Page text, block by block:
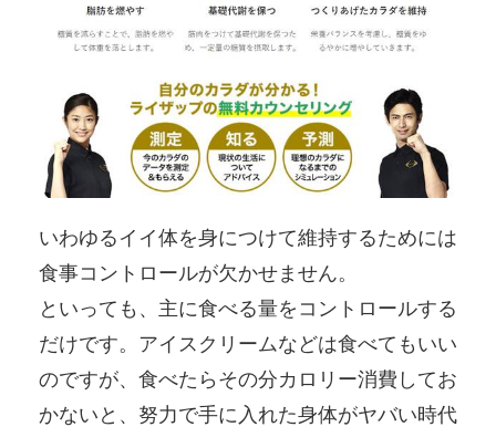
いわゆるイイ体を身につけて維持するためには
食事コントロールが欠かせません。
といっても、主に食べる量をコントロールする
だけです。アイスクリームなどは食べてもいい
のですが、食べたらその分カロリー消費してお
かないと、努力で手に入れた身体がヤバい時代